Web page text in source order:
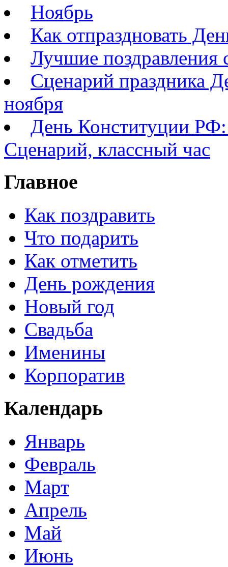
Ноябрь
Как отпраздновать
Лучшие
Сценарий праздника
ноября
День Конституции РФ:
Сценарий, классный час
Главное
Как поздравить
Что подарить
Как отметить
День рождения
Новый год
Свадьба
Именины
Корпоратив
Календарь
Январь
Февраль
Март
Апрель
Май
Июнь